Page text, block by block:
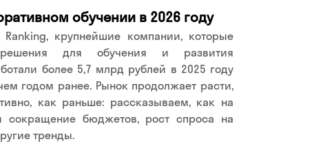
обучении в 2026 году
крупнейшие компании, которые
решения для обучения и развития
более 5,7 млрд рублей в 2025 году
годом ранее. Рынок продолжает расти,
как раньше: рассказываем, как на
сокращение бюджетов, рост спроса на
тренды.